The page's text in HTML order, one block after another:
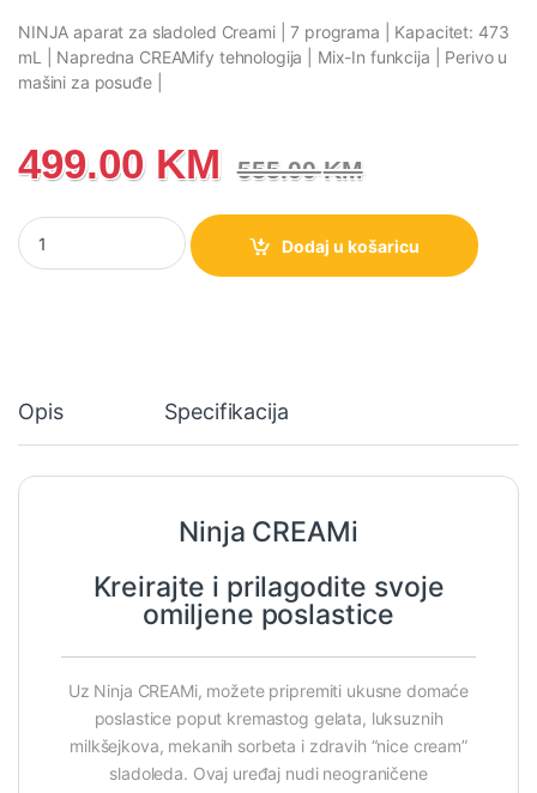
NINJA aparat za sladoled Creami | 7 programa | Kapacitet: 473
mL | Napredna CREAMify tehnologija | Mix-In funkcija | Perivo u
mašini za posuđe |
499.00 KM 555.00KM
NINJA aparat za sladoled NC300EU Creami, crno-srebrni: 800
Dodaj u košaricu
Opis Specifikacija
Ninja CREAMi
Kreirajte i prilagodite svoje
omiljene poslastice
Uz Ninja CREAMi, možete pripremiti ukusne domaće
poslastice poput kremastog gelata, luksuznih
milkšejkova, mekanih sorbeta i zdravih “nice cream”
sladoleda. Ovaj uređaj nudi neograničene